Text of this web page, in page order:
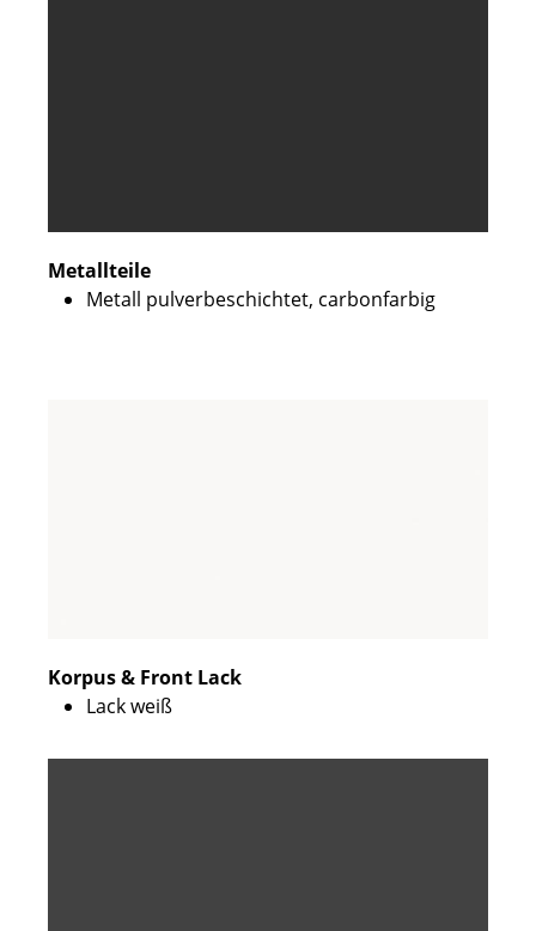
Metallteile
Metall pulverbeschichtet, carbonfarbig
Korpus & Front Lack
Lack weiß